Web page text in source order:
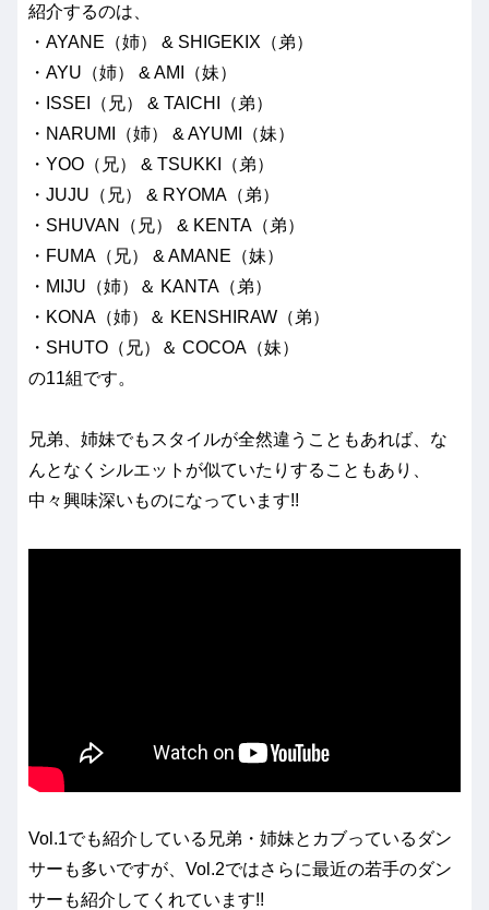
紹介するのは、
・AYANE（姉） & SHIGEKIX（弟）
・AYU（姉） & AMI（妹）
・ISSEI（兄） & TAICHI（弟）
・NARUMI（姉） & AYUMI（妹）
・YOO（兄） & TSUKKI（弟）
・JUJU（兄） & RYOMA（弟）
・SHUVAN（兄） & KENTA（弟）
・FUMA（兄） & AMANE（妹）
・MIJU（姉）＆ KANTA（弟）
・KONA（姉）＆ KENSHIRAW（弟）
・SHUTO（兄）＆ COCOA（妹）
の11組です。
兄弟、姉妹でもスタイルが全然違うこともあれば、な
んとなくシルエットが似ていたりすることもあり、
中々興味深いものになっています!!
Vol.1でも紹介している兄弟・姉妹とカブっているダン
サーも多いですが、Vol.2ではさらに最近の若手のダン
サーも紹介してくれています!!